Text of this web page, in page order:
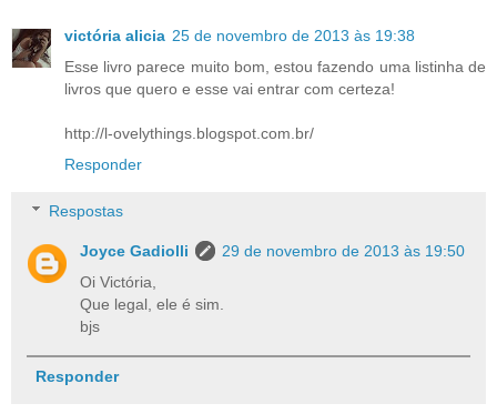
victória alicia 25 de novembro de 2013 às 19:38
Esse livro parece muito bom, estou fazendo uma listinha de
livros que quero e esse vai entrar com certeza!
http://l-ovelythings.blogspot.com.br/
Responder
Respostas
Joyce Gadiolli
29 de novembro de 2013 às 19:50
Oi Victória,
Que legal, ele é sim.
bjs
Responder